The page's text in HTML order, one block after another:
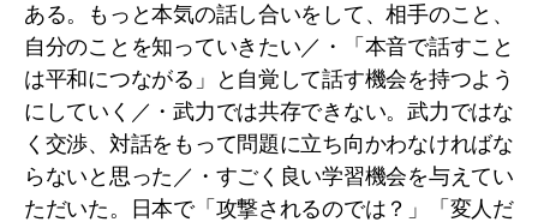
ある。もっと本気の話し合いをして、相手のこと、
自分のことを知っていきたい／・「本音で話すこと
は平和につながる」と自覚して話す機会を持つよう
にしていく／・武力では共存できない。武力ではな
く交渉、対話をもって問題に立ち向かわなければな
らないと思った／・すごく良い学習機会を与えてい
ただいた。日本で「攻撃されるのでは？」「変人だ